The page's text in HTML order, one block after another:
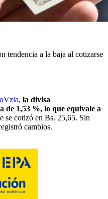
tendencia a la baja al cotizarse
, la divisa
de 1,53 %, lo que equivale a
se cotizó en Bs. 25,65. Sin
cambios.